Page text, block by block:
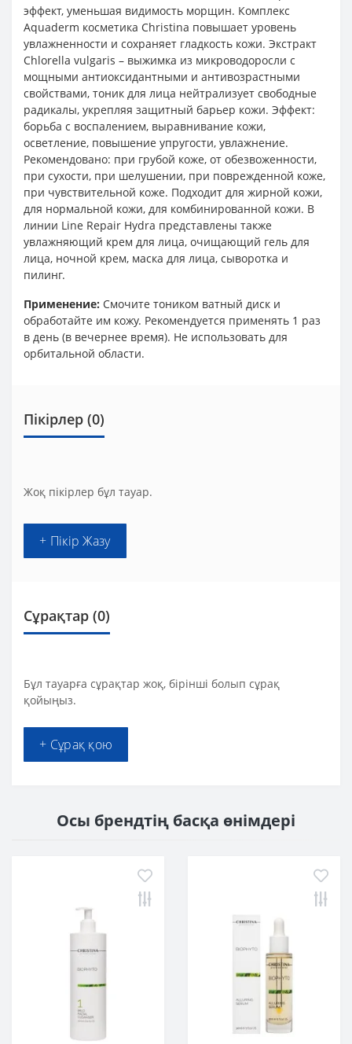
эффект, уменьшая видимость морщин. Комплекс
Aquaderm косметика Christina повышает уровень
увлажненности и сохраняет гладкость кожи. Экстракт
Chlorella vulgaris – выжимка из микроводоросли с
мощными антиоксидантными и антивозрастными
свойствами, тоник для лица нейтрализует свободные
радикалы, укрепляя защитный барьер кожи. Эффект:
борьба с воспалением, выравнивание кожи,
осветление, повышение упругости, увлажнение.
Рекомендовано: при грубой коже, от обезвоженности,
при сухости, при шелушении, при поврежденной коже,
при чувствительной коже. Подходит для жирной кожи,
для нормальной кожи, для комбинированной кожи. В
линии Line Repair Hydra представлены также
увлажняющий крем для лица, очищающий гель для
лица, ночной крем, маска для лица, сыворотка и
пилинг.
Применение: Смочите тоником ватный диск и
обработайте им кожу. Рекомендуется применять 1 раз
в день (в вечернее время). Не использовать для
орбитальной области.
Пікірлер (0)
Жоқ пікірлер бұл тауар.
+ Пікір Жазу
Сұрақтар (0)
Бұл тауарға сұрақтар жоқ, бірінші болып сұрақ
қойыңыз.
+ Сұрақ қою
Осы брендтің басқа өнімдері